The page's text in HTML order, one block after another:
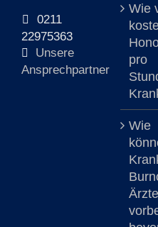
0211
22975363
Unsere
Ansprechpartner
Wie
pro
Wie